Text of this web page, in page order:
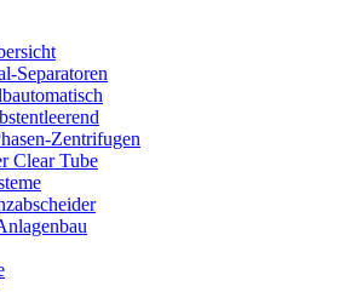
Separatoren
Zentrifugen
Clear Tube